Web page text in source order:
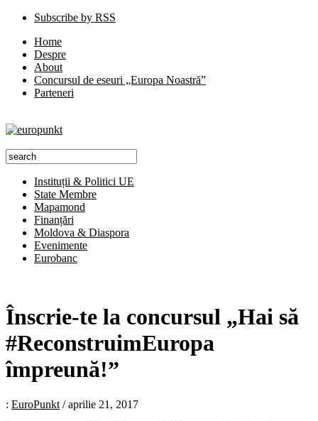
Subscribe by RSS
Home
Despre
About
Concursul de eseuri „Europa Noastră”
Parteneri
Instituții & Politici UE
State Membre
Mapamond
Finanțări
Moldova & Diaspora
Evenimente
Eurobanc
Înscrie-te la concursul „Hai să
#ReconstruimEuropa
împreună!”
: EuroPunkt /aprilie 21, 2017